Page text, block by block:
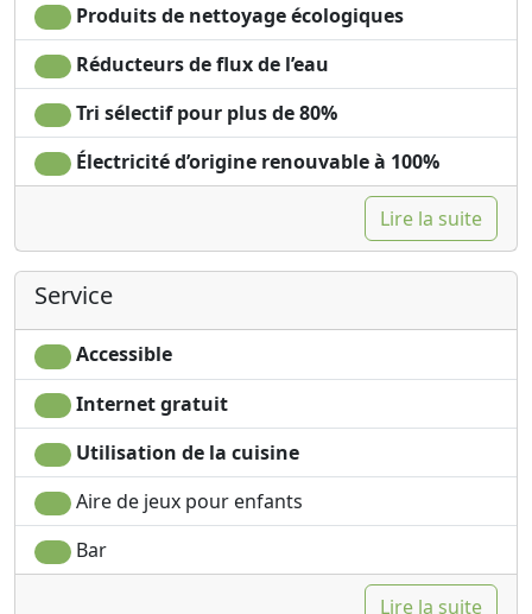
Produits de nettoyage écologiques
Réducteurs de flux de l’eau
Tri sélectif pour plus de 80%
Électricité d’origine renouvable à 100%
Lire la suite
Service
Accessible
Internet gratuit
Utilisation de la cuisine
Aire de jeux pour enfants
Bar
Lire la suite